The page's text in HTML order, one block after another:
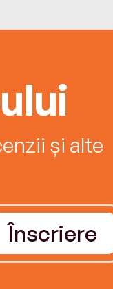
și alte
Înscriere